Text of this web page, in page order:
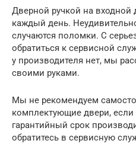
Дверной ручкой на
каждый день.
случаются поломки. С
обратиться к сервисной
у производителя нет, мы
своими руками.
Мы не рекомендуем
комплектующие двери, если
гарантийный срок
обратитесь в сервисную